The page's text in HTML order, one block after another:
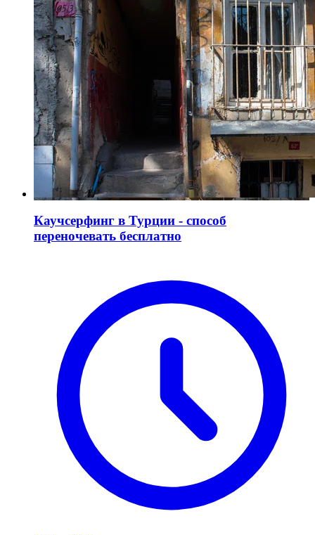
Каучсерфинг в Турции - способ
переночевать бесплатно